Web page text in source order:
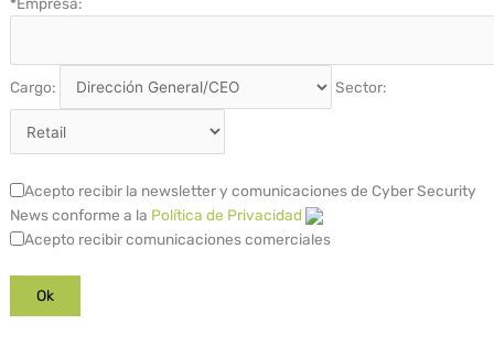
*Empresa:
Cargo: Sector:
Acepto recibir la newsletter y comunicaciones de Cyber Security
News conforme a la Política de Privacidad
Acepto recibir comunicaciones comerciales